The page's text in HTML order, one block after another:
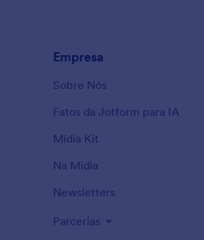
Empresa
Sobre Nós
Fatos da Jotform para IA
Mídia Kit
Na Mídia
Newsletters
Parcerias